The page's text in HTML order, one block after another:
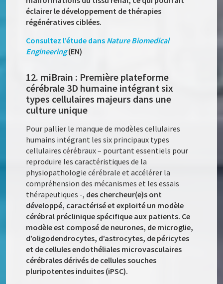
éclairer le développement de thérapies
régénératives ciblées.
Consultez l’étude dans Nature Biomedical
Engineering(EN)
12. miBrain : Première plateforme
cérébrale 3D humaine intégrant six
types cellulaires majeurs dans une
culture unique
Pour pallier le manque de modèles cellulaires
humains intégrant les six principaux types
cellulaires cérébraux – pourtant essentiels pour
reproduire les caractéristiques de la
physiopathologie cérébrale et accélérer la
compréhension des mécanismes et les essais
thérapeutiques -, des chercheur(e)s ont
développé, caractérisé et exploité un modèle
cérébral préclinique spécifique aux patients. Ce
modèle est composé de neurones, de microglie,
d’oligodendrocytes, d’astrocytes, de péricytes
et de cellules endothéliales microvasculaires
cérébrales dérivés de cellules souches
pluripotentes induites (iPSC).